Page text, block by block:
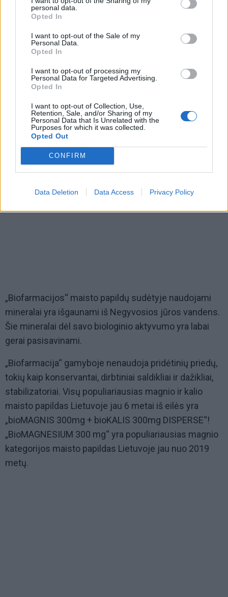
personal data.
Opted In
I want to opt-out of the Sale of my
Personal Data.
Opted In
I want to opt-out of processing my
Personal Data for Targeted Advertising.
Opted In
I want to opt-out of Collection, Use,
Retention, Sale, and/or Sharing of my
Personal Data that Is Unrelated with the
Purposes for which it was collected.
Opted Out
CONFIRM
Data Deletion Data Access Privacy Policy
naudos.
BIOFARMACIJA - kitokie nei įprasta
produktai tiems, kurie rūpinasi, ką
vartoja!
Lietuvoje, įgijusi daugiau nei 13 metų patirtį, savo
asortimente turinti daugiau nei 70 skirtingų produktų.
„Biofarmacijos“ maisto papildų sudėtyje naudojami
mineralai yra išgaunami iš Negyvosios jūros vandens.
Šie mineralai dėl savo biologinio aktyvumo yra labai
gerai pasisavinami.
„Biofarmacija“ gamyboje nenaudoja pridėtinių priedų,
tokių kaip konservantai, dirbtiniai saldikliai ir dažikliai,
stabilizatoriai. Visų populiariausias magnio ir kalio
maisto papildas Lietuvoje jau 6 metai iš eilės yra
„bioMAGNIS 300mg + bioKALIS 300mg DISPERSE“!
„BioMAGNESIUM 300 mg“ yra populiariausias magnio
kategorijos maisto papildas Lietuvoje jau nuo 2019
metų.